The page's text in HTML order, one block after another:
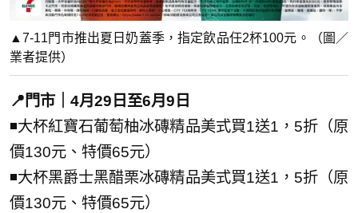
▲7-11門市推出夏日奶蓋季，指定飲品任2杯100元。（圖／
業者提供）
📍門市｜4月29日至6月9日
◾大杯紅寶石葡萄柚冰磚精品美式買1送1，5折（原
價130元、特價65元）
◾大杯黑爵士黑醋栗冰磚精品美式買1送1，5折（原
價130元、特價65元）